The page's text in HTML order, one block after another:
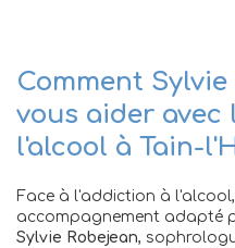
Comment
vous aider avec
l'alcool à Tain-
Face à l'addiction à
accompagnement adapté
Sylvie Robejean,